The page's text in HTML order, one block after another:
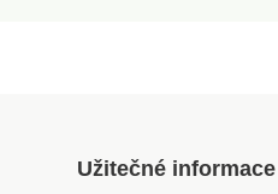
Užitečné informace